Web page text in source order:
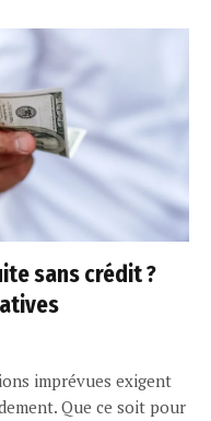
sans crédit ?
imprévues exigent
Que ce soit pour